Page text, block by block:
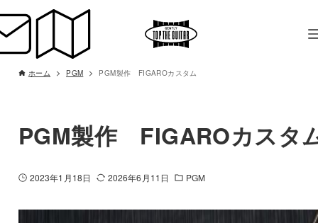
ホーム PGM PGM製作 FIGAROカスタム
PGM製作 FIGAROカスタ
2023年1月18日 2026年6月11日 PGM